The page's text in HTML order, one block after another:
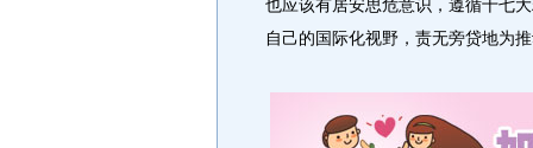
也应该有居安思危意识，遵循十七
自己的国际化视野，责无旁贷地为